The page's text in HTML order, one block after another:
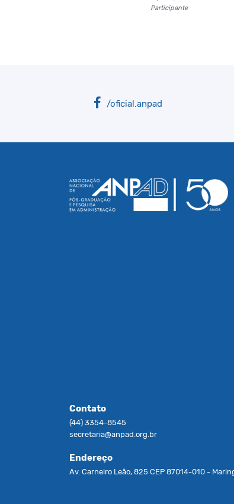
Participante
/oficial.anpad
Contato
(44) 3354-8545
secretaria@anpad.org.br
Endereço
Av. Carneiro Leão, 825 CEP 87014-010 -